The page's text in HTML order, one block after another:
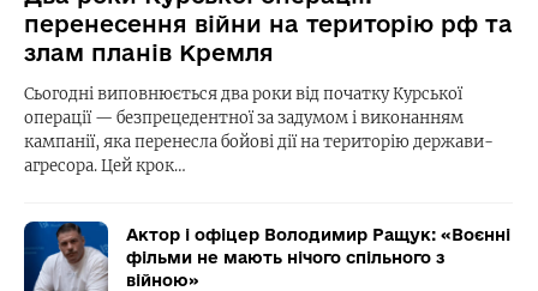
перенесення війни на територію рф та
злам планів Кремля
Сьогодні виповнюється два роки від початку Курської
операції — безпрецедентної за задумом і виконанням
кампанії, яка перенесла бойові дії на територію держави-
агресора. Цей крок…
Актор і офіцер Володимир Ращук: «Воєнні
фільми не мають нічого спільного з
війною»